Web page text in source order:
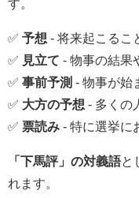
す。
✅ 予想 - 将来起こるこ
✅ 見立て - 物事の結果
✅ 事前予測 - 物事が始
✅ 大方の予想 - 多くの
✅ 票読み - 特に選挙に
「下馬評」の対義語と
れます。